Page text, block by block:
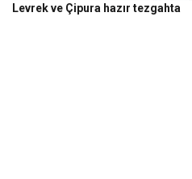
Levrek ve Çipura hazır tezgahta